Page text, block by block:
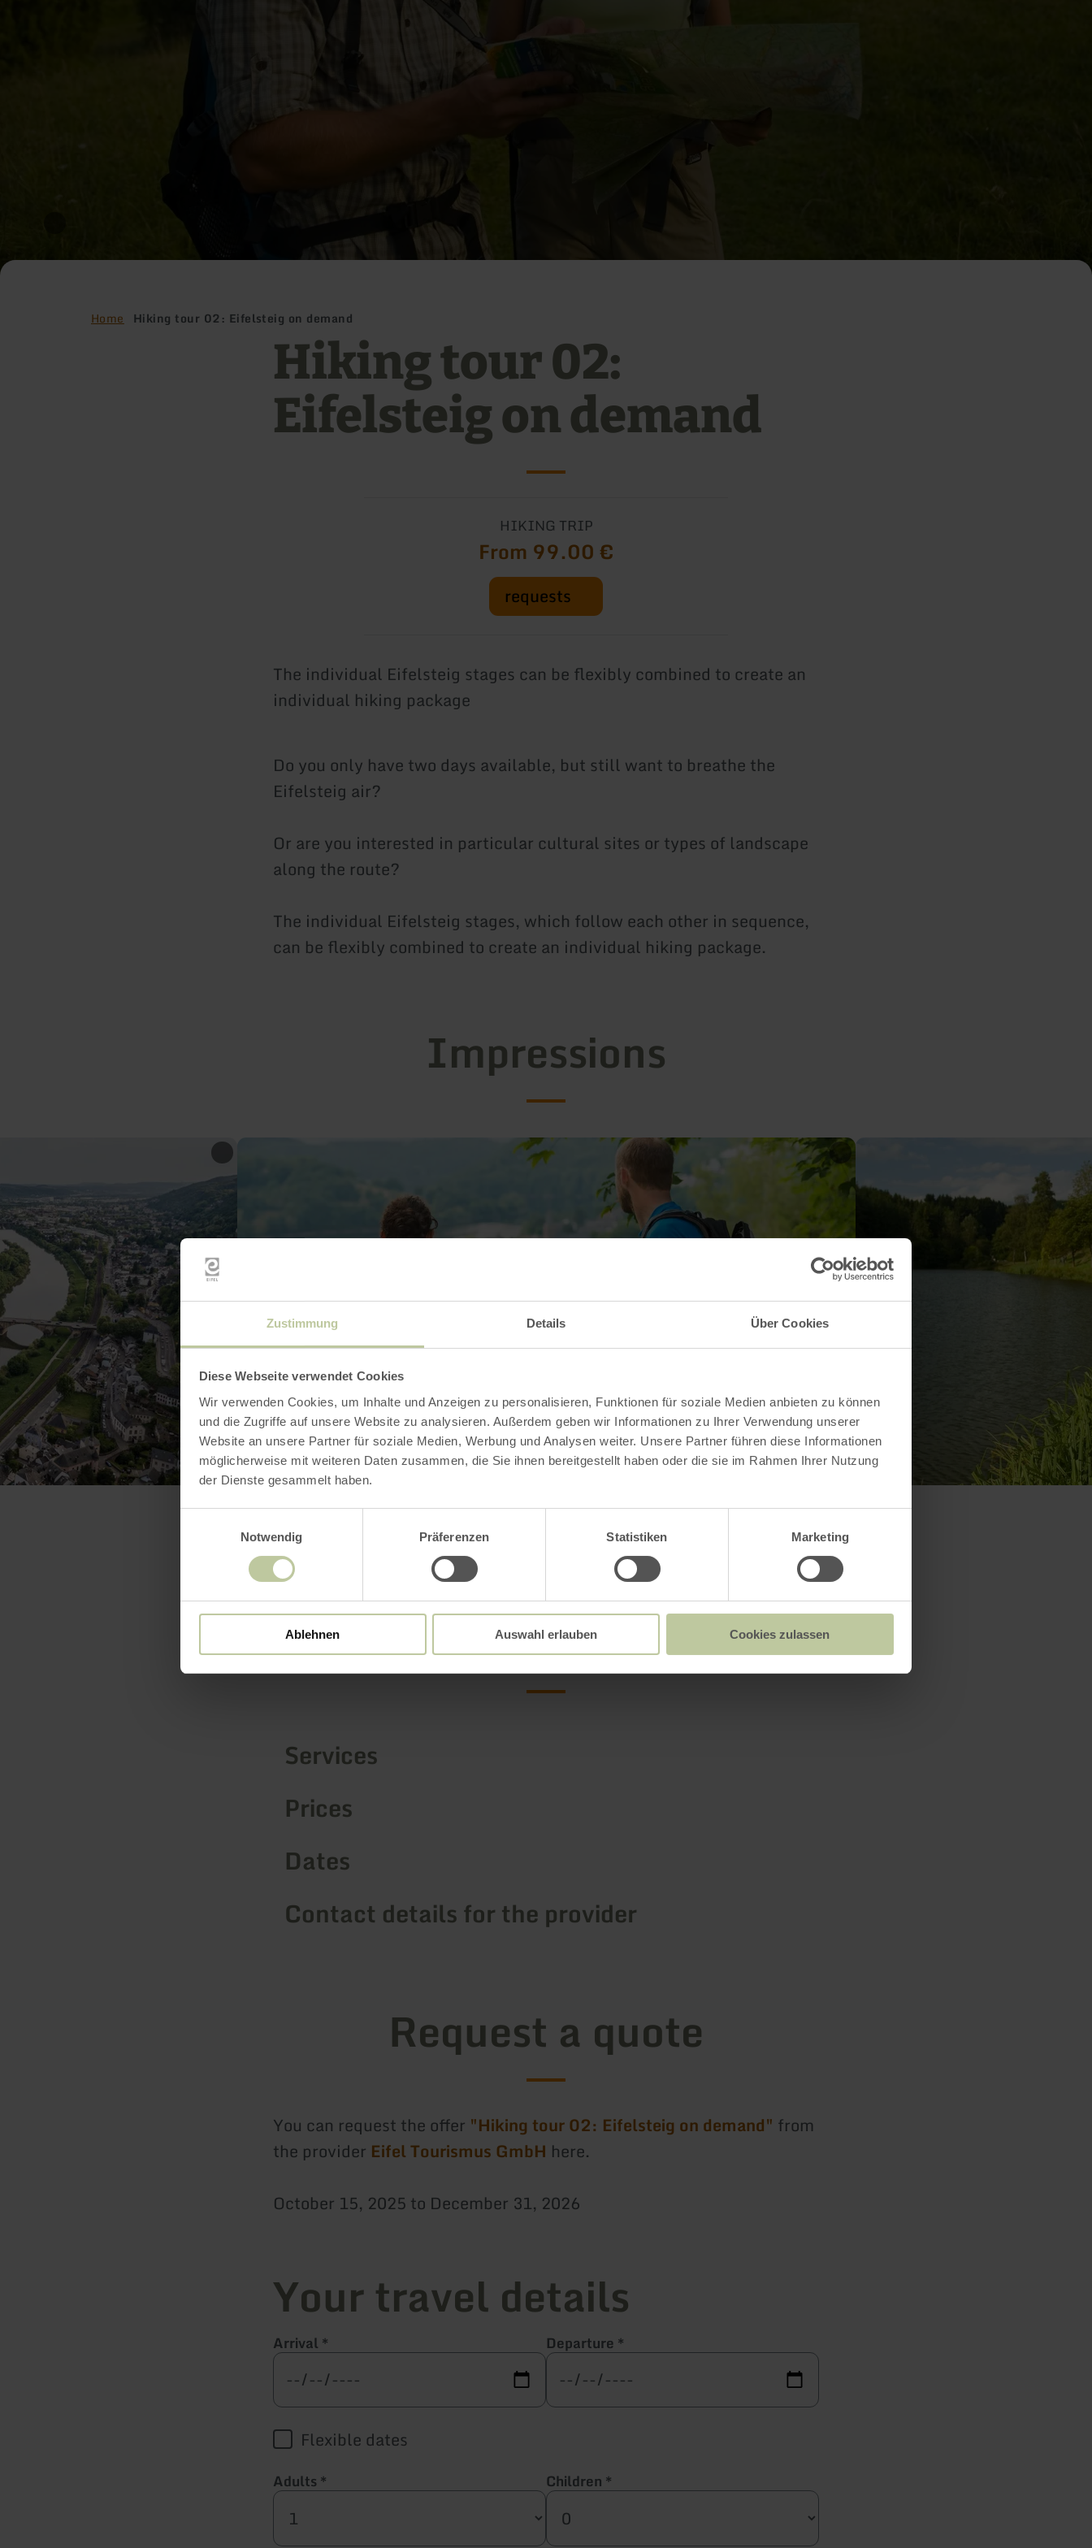
Zustimmung Details Über Cookies
Diese Webseite verwendet Cookies
Wir verwenden Cookies, um Inhalte und Anzeigen zu personalisieren, Funktionen für soziale Medien anbieten zu können
und die Zugriffe auf unsere Website zu analysieren. Außerdem geben wir Informationen zu Ihrer Verwendung unserer
Website an unsere Partner für soziale Medien, Werbung und Analysen weiter. Unsere Partner führen diese Informationen
möglicherweise mit weiteren Daten zusammen, die Sie ihnen bereitgestellt haben oder die sie im Rahmen Ihrer Nutzung
der Dienste gesammelt haben.
Notwendig
Präferenzen Statistiken Marketing
Ablehnen Auswahl erlauben Cookies zulassen
Home Hiking tour 02: Eifelsteig on demand
Hiking tour 02:
Eifelsteig on demand
HIKING TRIP
From 99.00 €
requests
The individual Eifelsteig stages can be flexibly combined to create an
individual hiking package
Do you only have two days available, but still want to breathe the
Eifelsteig air?
Or are you interested in particular cultural sites or types of landscape
along the route?
The individual Eifelsteig stages, which follow each other in sequence,
can be flexibly combined to create an individual hiking package.
Impressions
Open gallery
Further information
Services
Prices
Dates
Contact details for the provider
Request a quote
You can request the offer "Hiking tour 02: Eifelsteig on demand" from
the provider Eifel Tourismus GmbH here.
October 15, 2025 to December 31, 2026
Your travel details
Arrival * Departure *
Flexible dates
Adults * Children *